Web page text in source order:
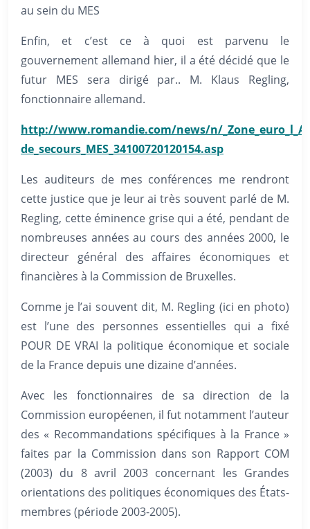
au sein du MES
Enfin, et c’est ce à quoi est parvenu le
gouvernement allemand hier, il a été décidé que le
futur MES sera dirigé par.. M. Klaus Regling,
fonctionnaire allemand.
http://www.romandie.com/news/n/
de_secours_MES_34100720120154.asp
Les auditeurs de mes conférences me rendront
cette justice que je leur ai très souvent parlé de M.
Regling, cette éminence grise qui a été, pendant de
nombreuses années au cours des années 2000, le
directeur général des affaires économiques et
financières à la Commission de Bruxelles.
Comme je l’ai souvent dit, M. Regling (ici en photo)
est l’une des personnes essentielles qui a fixé
POUR DE VRAI la politique économique et sociale
de la France depuis une dizaine d’années.
Avec les fonctionnaires de sa direction de la
Commission européenen, il fut notamment l’auteur
des « Recommandations spécifiques à la France »
faites par la Commission dans son Rapport COM
(2003) du 8 avril 2003 concernant les Grandes
orientations des politiques économiques des États-
membres (période 2003-2005).